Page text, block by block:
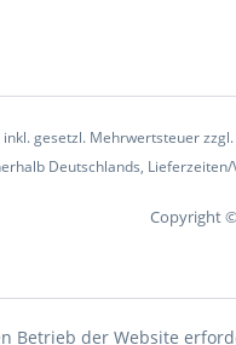
inkl. gesetzl. Mehrwertsteuer zzgl.
Deutschlands,
Copyright
Betrieb der Website